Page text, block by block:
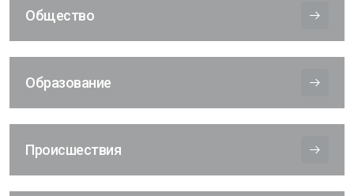
Общество
Образование
Происшествия